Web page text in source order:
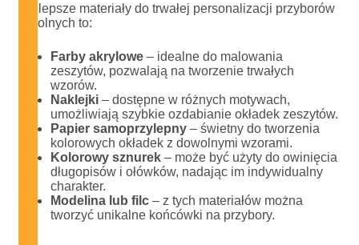
Najlepsze materiały do trwałej personalizacji przyborów
szkolnych to:
Farby akrylowe – idealne do malowania
zeszytów, pozwalają na tworzenie trwałych
wzorów.
Naklejki – dostępne w różnych motywach,
umożliwiają szybkie ozdabianie okładek zeszytów.
Papier samoprzylepny – świetny do tworzenia
kolorowych okładek z dowolnymi wzorami.
Kolorowy sznurek – może być użyty do owinięcia
długopisów i ołówków, nadając im indywidualny
charakter.
Modelina lub filc – z tych materiałów można
tworzyć unikalne końcówki na przybory.